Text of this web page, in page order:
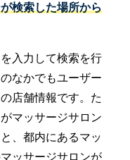
検索した場所から
入力して検索を行
なかでもユーザー
店舗情報です。た
マッサージサロン
、都内にあるマッ
ッサージサロンが